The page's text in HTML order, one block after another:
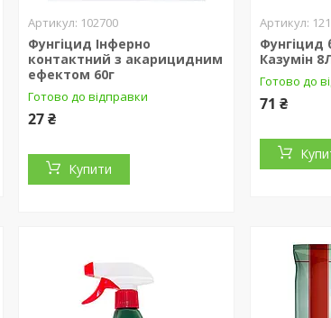
102700
Фунгіцид Інферно
контактний з акарицидним
ефектом 60г
Готово до відправки
27 ₴
Купити
Фунгіцид
Казумін
Готово до
71 ₴